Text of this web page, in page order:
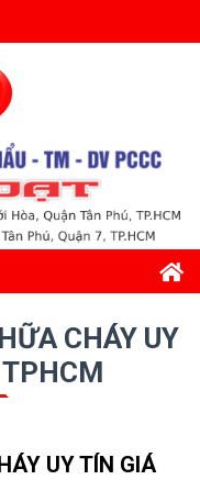
CHÁY UY
UY TÍN GIÁ